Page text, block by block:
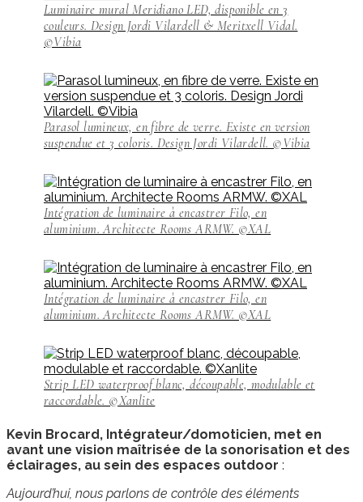
Luminaire mural Meridiano LED, disponible en 3
couleurs. Design Jordi Vilardell & Meritxell Vidal.
©Vibia
Parasol lumineux, en fibre de verre. Existe en version
suspendue et 3 coloris. Design Jordi Vilardell. ©Vibia
Intégration de luminaire à encastrer Filo, en
aluminium. Architecte Rooms ARMW. ©XAL
Intégration de luminaire à encastrer Filo, en
aluminium. Architecte Rooms ARMW. ©XAL
Strip LED waterproof blanc, découpable, modulable et
raccordable. ©Xanlite
Kevin Brocard, Intégrateur/domoticien, met en
avant une vision maîtrisée de la sonorisation et des
éclairages, au sein des espaces outdoor :
Aujourd’hui, nous parlons de contrôle des éléments